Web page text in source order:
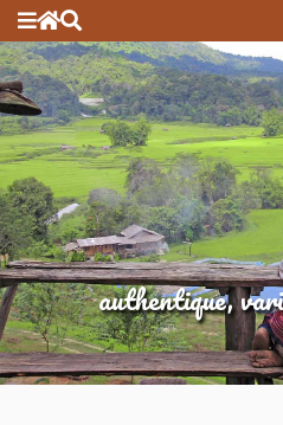
authentique,